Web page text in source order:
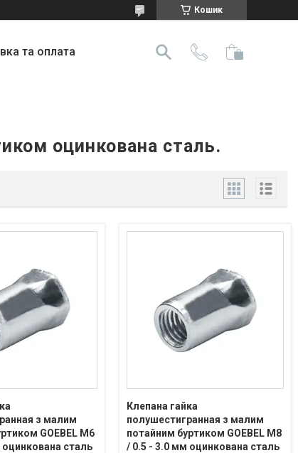
Кошик
та оплата
оцинкована сталь.
з малим
GOEBEL М6
сталь
Клепана гайка
полушестигранная з малим
потайним буртиком GOEBEL М8
/ 0.5 - 3.0 мм оцинкована сталь